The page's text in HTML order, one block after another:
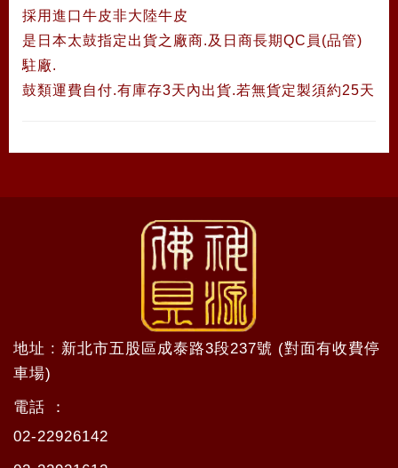
採用進口牛皮非大陸牛皮
是日本太鼓指定出貨之廠商.及日商長期QC員(品管)
駐廠.
鼓類運費自付.有庫存3天內出貨.若無貨定製須約25天
地址 : 新北市五股區成泰路3段237號 (對面有收費停
車場)
電話 ：
02-22926142